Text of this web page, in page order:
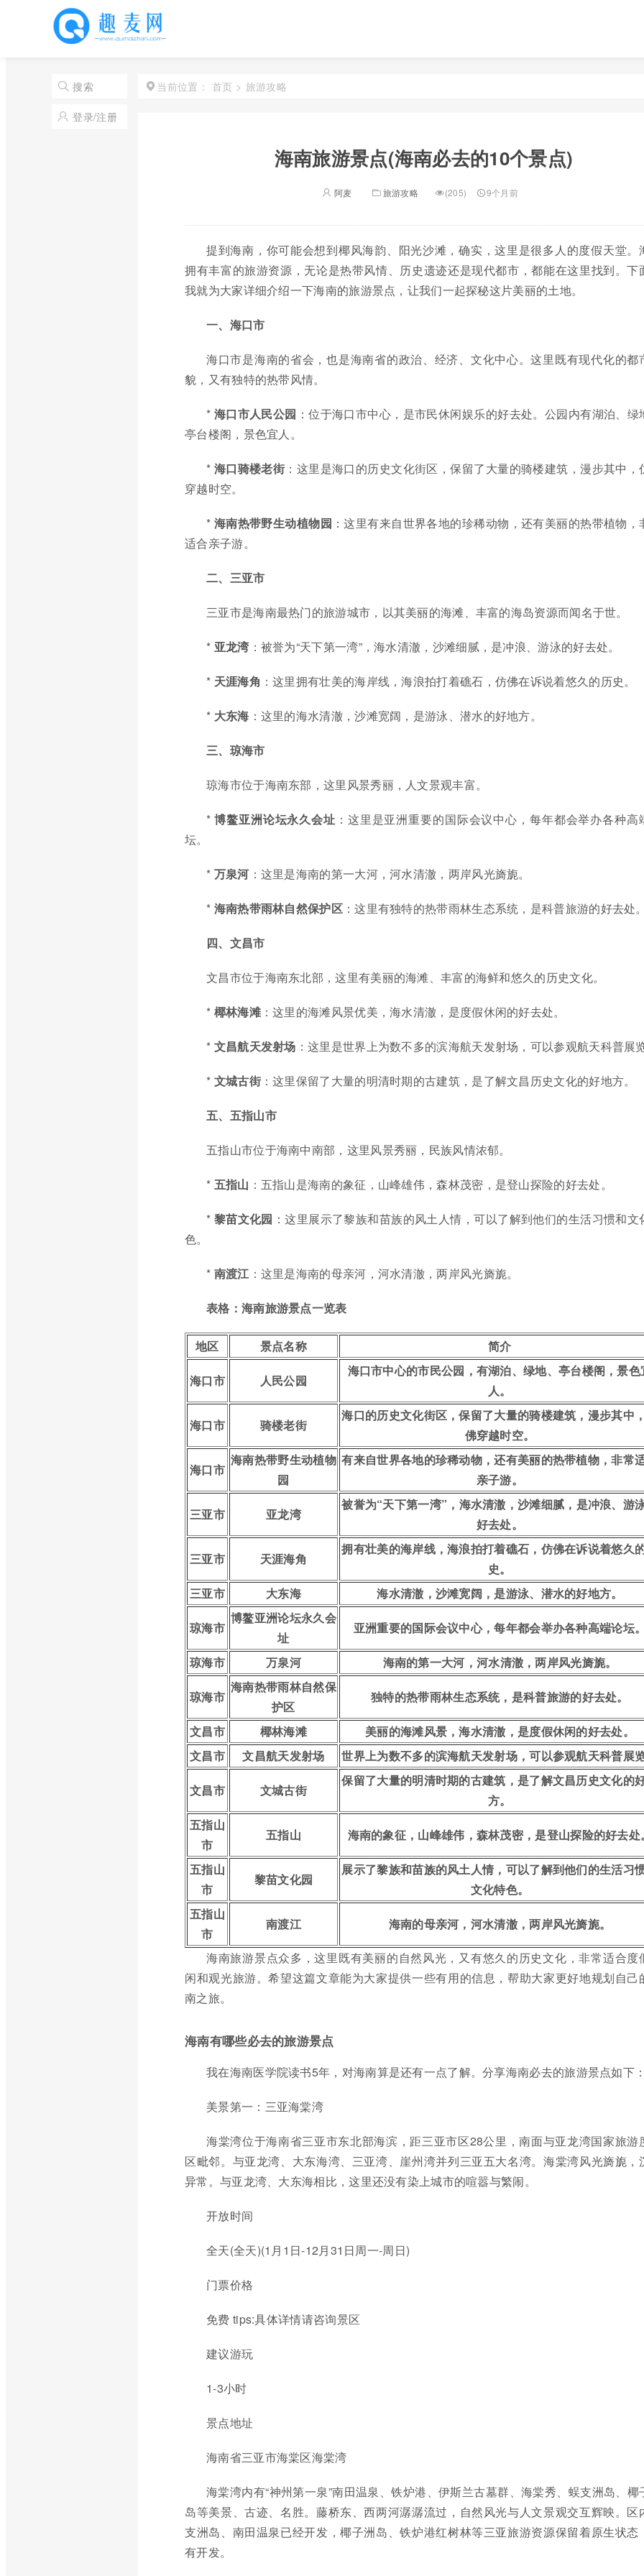
搜索
登录/注册
当前位置： 首页 > 旅游攻略
海南旅游景点(海南必去的10个景点)
阿麦 旅游攻略 (205) 9个月前
提到海南，你可能会想到椰风海韵、阳光沙滩，确实，这里是很多人的度假天堂。
拥有丰富的旅游资源，无论是热带风情、历史遗迹还是现代都市，都能在这里找到。下
我就为大家详细介绍一下海南的旅游景点，让我们一起探秘这片美丽的土地。
一、海口市
海口市是海南的省会，也是海南省的政治、经济、文化中心。这里既有现代化的都
貌，又有独特的热带风情。
* 海口市人民公园 ：位于海口市中心，是市民休闲娱乐的好去处。公园内有湖泊、绿
亭台楼阁，景色宜人。
* 海口骑楼老街 ：这里是海口的历史文化街区，保留了大量的骑楼建筑，漫步其中，
穿越时空。
* 海南热带野生动植物园 ：这里有来自世界各地的珍稀动物，还有美丽的热带植物，
适合亲子游。
二、三亚市
三亚市是海南最热门的旅游城市，以其美丽的海滩、丰富的海岛资源而闻名于世。
* 亚龙湾 ：被誉为“天下第一湾”，海水清澈，沙滩细腻，是冲浪、游泳的好去处。
* 天涯海角 ：这里拥有壮美的海岸线，海浪拍打着礁石，仿佛在诉说着悠久的历史。
* 大东海 ：这里的海水清澈，沙滩宽阔，是游泳、潜水的好地方。
三、琼海市
琼海市位于海南东部，这里风景秀丽，人文景观丰富。
*博鳌亚洲论坛永久会址 ：这里是亚洲重要的国际会议中心，每年都会举办各种高
坛。
* 万泉河：这里是海南的第一大河，河水清澈，两岸风光旖旎。
* 海南热带雨林自然保护区：这里有独特的热带雨林生态系统，是科普旅游的好去处
四、文昌市
文昌市位于海南东北部，这里有美丽的海滩、丰富的海鲜和悠久的历史文化。
* 椰林海滩：这里的海滩风景优美，海水清澈，是度假休闲的好去处。
* 文昌航天发射场 ：这里是世界上为数不多的滨海航天发射场，可以参观航天科普展
* 文城古街：这里保留了大量的明清时期的古建筑，是了解文昌历史文化的好地方。
五、五指山市
五指山市位于海南中南部，这里风景秀丽，民族风情浓郁。
* 五指山 ：五指山是海南的象征，山峰雄伟，森林茂密，是登山探险的好去处。
* 黎苗文化园 ：这里展示了黎族和苗族的风土人情，可以了解到他们的生活习惯和文
色。
* 南渡江：这里是海南的母亲河，河水清澈，两岸风光旖旎。
表格：海南旅游景点一览表
地区 景点名称 简介
海口市 人民公园
海口市中心的市民公园，有湖泊、绿地、亭台楼阁，景色
人。
海口市 骑楼老街
海口的历史文化街区，保留了大量的骑楼建筑，漫步其中
佛穿越时空。
海口市
海南热带野生动植物
园
有来自世界各地的珍稀动物，还有美丽的热带植物，非常
亲子游。
三亚市 亚龙湾
被誉为“天下第一湾”，海水清澈，沙滩细腻，是冲浪、游
好去处。
三亚市 天涯海角
拥有壮美的海岸线，海浪拍打着礁石，仿佛在诉说着悠久
史。
三亚市
大东海 海水清澈，沙滩宽阔，是游泳、潜水的好地方。
琼海市
博鳌亚洲论坛永久会
址
亚洲重要的国际会议中心，每年都会举办各种高端论坛
琼海市 万泉河 海南的第一大河，河水清澈，两岸风光旖旎。
琼海市
海南热带雨林自然保
护区
独特的热带雨林生态系统，是科普旅游的好去处。
文昌市 椰林海滩
美丽的海滩风景，海水清澈，是度假休闲的好去处。
文昌市
文昌航天发射场 世界上为数不多的滨海航天发射场，可以参观航天科普展
文昌市 文城古街
保留了大量的明清时期的古建筑，是了解文昌历史文化的
方。
五指山
市
五指山 海南的象征，山峰雄伟，森林茂密，是登山探险的好去处
五指山
市
黎苗文化园
展示了黎族和苗族的风土人情，可以了解到他们的生活习
文化特色。
五指山
市
南渡江 海南的母亲河，河水清澈，两岸风光旖旎。
海南旅游景点众多，这里既有美丽的自然风光，又有悠久的历史文化，非常适合度
闲和观光旅游。希望这篇文章能为大家提供一些有用的信息，帮助大家更好地规划自己
南之旅。
海南有哪些必去的旅游景点
我在海南医学院读书5年，对海南算是还有一点了解。分享海南必去的旅游景点如下
美景第一：三亚海棠湾
海棠湾位于海南省三亚市东北部海滨，距三亚市区28公里，南面与亚龙湾国家旅游
区毗邻。与亚龙湾、大东海湾、三亚湾、崖州湾并列三亚五大名湾。海棠湾风光旖旎，
异常。与亚龙湾、大东海相比，这里还没有染上城市的喧嚣与繁闹。
开放时间
全天(全天)(1月1日-12月31日周一-周日)
门票价格
免费 tips:具体详情请咨询景区
建议游玩
1-3小时
景点地址
海南省三亚市海棠区海棠湾
海棠湾内有“神州第一泉”南田温泉、铁炉港、伊斯兰古墓群、海棠秀、蜈支洲岛、椰
岛等美景、古迹、名胜。藤桥东、西两河潺潺流过，自然风光与人文景观交互辉映。区
支洲岛、南田温泉已经开发，椰子洲岛、铁炉港红树林等三亚旅游资源保留着原生状态
有开发。